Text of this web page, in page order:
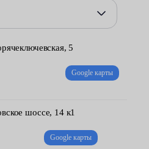
— невозврат в исходное
мягкость.
Auto начинается от 6000
5
Google карты
шоссе, 14 к1
Google карты